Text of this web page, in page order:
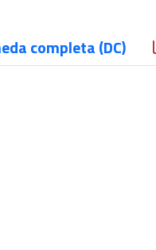
completa (DC)